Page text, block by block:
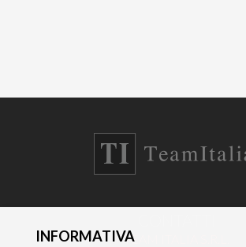
TEAM ITALIA S.R.L.
INFORMATIVA